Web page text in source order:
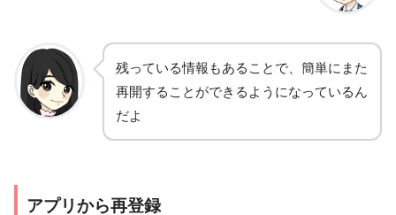
残っている情報もあることで、簡単にまた
再開することができるようになっているん
だよ
アプリから再登録